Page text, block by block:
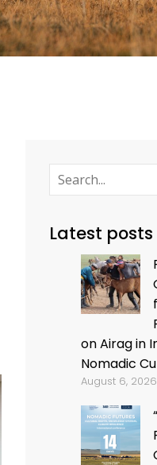
Latest posts
on Airag in
Nomadic
August 6, 2026